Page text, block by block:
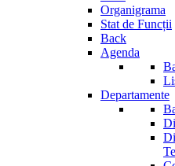
Organigrama
Stat de Funcții
Back
Agenda
Departamente